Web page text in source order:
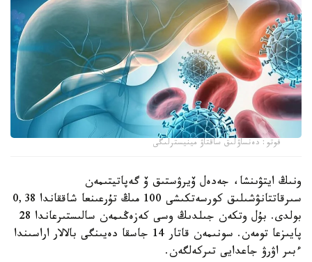
فوتو: دەنساۋلىق ساقتاۋ مينيسترلىگى
ونىڭ ايتۋىنشا، جەدەل ۆيرۋستىق ۆ گەپاتيتىمەن
سىرقاتتانۋشىلىق كورسەتكىشى 100 مىڭ تۇرعىنعا شاققاندا 0,38
بولدى. بۇل وتكەن جىلدىڭ وسى كەزەڭىمەن سالىستىرعاندا 28
پايىزعا تومەن. سونىمەن قاتار 14 جاسقا دەيىنگى بالالار اراسىندا
ءبىر اۋرۋ جاعدايى تىركەلگەن.